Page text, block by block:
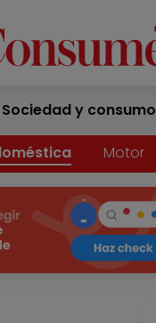
Sociedad y consumo
Motor